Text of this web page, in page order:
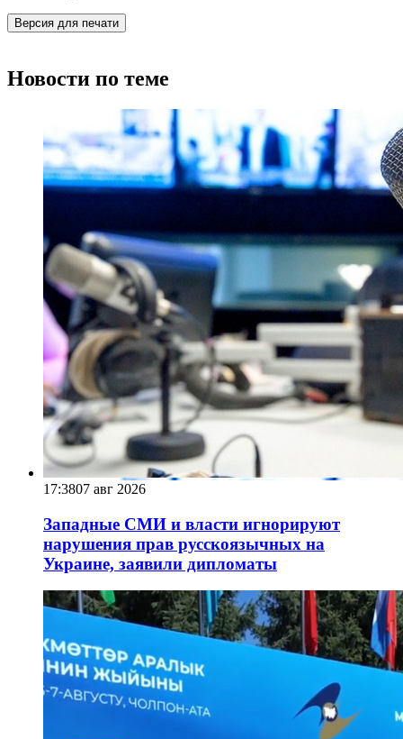
Версия для печати
Новости по теме
17:3807 авг 2026
Западные СМИ и власти игнорируют
нарушения прав русскоязычных на
Украине, заявили дипломаты